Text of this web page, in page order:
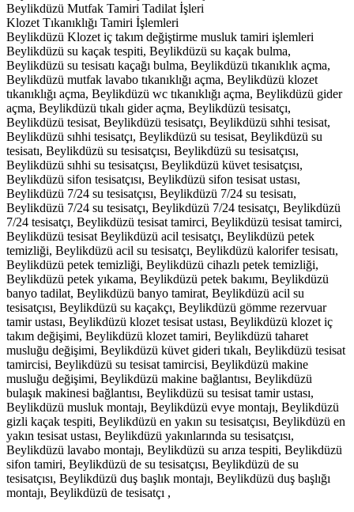
Beylikdüzü Mutfak Tamiri Tadilat İşleri
Klozet Tıkanıklığı Tamiri İşlemleri
Beylikdüzü Klozet iç takım değiştirme musluk tamiri işlemleri
Beylikdüzü su kaçak tespiti, Beylikdüzü su kaçak bulma,
Beylikdüzü su tesisatı kaçağı bulma, Beylikdüzü tıkanıklık açma,
Beylikdüzü mutfak lavabo tıkanıklığı açma, Beylikdüzü klozet
tıkanıklığı açma, Beylikdüzü wc tıkanıklığı açma, Beylikdüzü gider
açma, Beylikdüzü tıkalı gider açma, Beylikdüzü tesisatçı,
Beylikdüzü tesisat, Beylikdüzü tesisatçı, Beylikdüzü sıhhi tesisat,
Beylikdüzü sıhhi tesisatçı, Beylikdüzü su tesisat, Beylikdüzü su
tesisatı, Beylikdüzü su tesisatçısı, Beylikdüzü su tesisatçısı,
Beylikdüzü sıhhi su tesisatçısı, Beylikdüzü küvet tesisatçısı,
Beylikdüzü sifon tesisatçısı, Beylikdüzü sifon tesisat ustası,
Beylikdüzü 7/24 su tesisatçısı, Beylikdüzü 7/24 su tesisatı,
Beylikdüzü 7/24 su tesisatçı, Beylikdüzü 7/24 tesisatçı, Beylikdüzü
7/24 tesisatçı, Beylikdüzü tesisat tamirci, Beylikdüzü tesisat tamirci,
Beylikdüzü tesisat Beylikdüzü acil tesisatçı, Beylikdüzü petek
temizliği, Beylikdüzü acil su tesisatçı, Beylikdüzü kalorifer tesisatı,
Beylikdüzü petek temizliği, Beylikdüzü cihazlı petek temizliği,
Beylikdüzü petek yıkama, Beylikdüzü petek bakımı, Beylikdüzü
banyo tadilat, Beylikdüzü banyo tamirat, Beylikdüzü acil su
tesisatçısı, Beylikdüzü su kaçakçı, Beylikdüzü gömme rezervuar
tamir ustası, Beylikdüzü klozet tesisat ustası, Beylikdüzü klozet iç
takım değişimi, Beylikdüzü klozet tamiri, Beylikdüzü taharet
musluğu değişimi, Beylikdüzü küvet gideri tıkalı, Beylikdüzü tesisat
tamircisi, Beylikdüzü su tesisat tamircisi, Beylikdüzü makine
musluğu değişimi, Beylikdüzü makine bağlantısı, Beylikdüzü
bulaşık makinesi bağlantısı, Beylikdüzü su tesisat tamir ustası,
Beylikdüzü musluk montajı, Beylikdüzü evye montajı, Beylikdüzü
gizli kaçak tespiti, Beylikdüzü en yakın su tesisatçısı, Beylikdüzü en
yakın tesisat ustası, Beylikdüzü yakınlarında su tesisatçısı,
Beylikdüzü lavabo montajı, Beylikdüzü su arıza tespiti, Beylikdüzü
sifon tamiri, Beylikdüzü de su tesisatçısı, Beylikdüzü de su
tesisatçısı, Beylikdüzü duş başlık montajı, Beylikdüzü duş başlığı
montajı, Beylikdüzü de tesisatçı ,